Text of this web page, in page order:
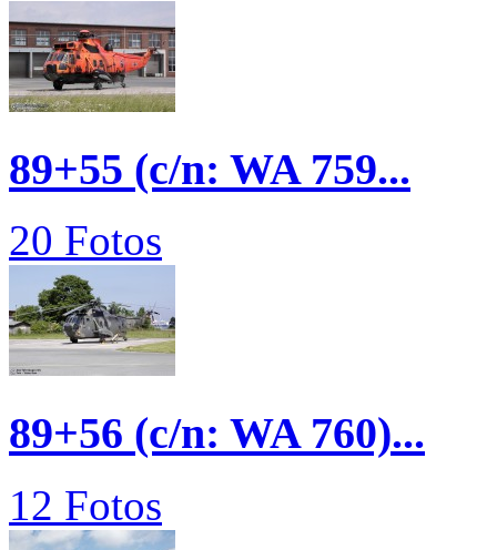
89+55 (c/n: WA 759...
20 Fotos
89+56 (c/n: WA 760)...
12 Fotos